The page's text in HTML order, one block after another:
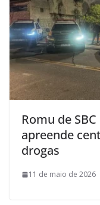
Romu de
apreende
drogas
11 de maio de 2026